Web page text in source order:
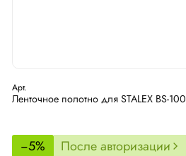
Арт.
Ленточное полотно для STALEX BS-100
−5% После авторизации